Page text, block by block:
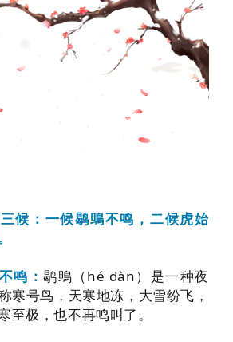
候： 一候鹖鴠不鸣， 二候虎始
鸣：鹖鴠（hé dàn）是一种夜
寒号鸟，天寒地冻，大雪纷飞，
至极，也不再鸣叫了。